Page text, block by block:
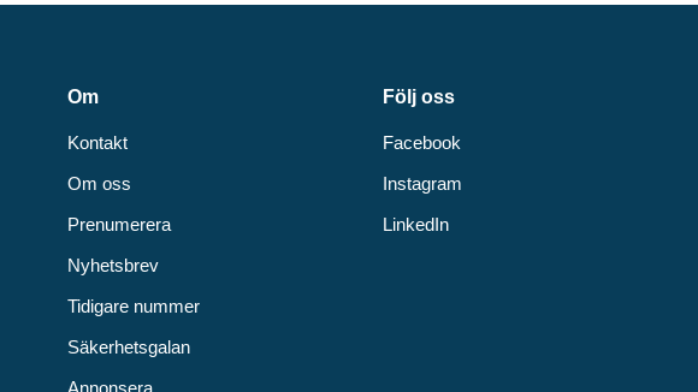
Om
Kontakt
Om oss
Prenumerera
Nyhetsbrev
Tidigare nummer
Säkerhetsgalan
Annonsera
Följ oss
Facebook
Instagram
LinkedIn